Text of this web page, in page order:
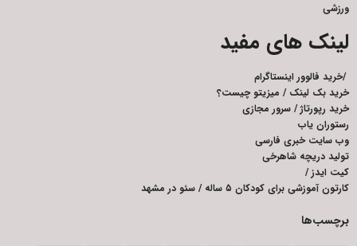
ورزشی
لینک های مفید
/خرید فالوور اینستاگرام
خرید بک لینک / میزیتو چیست؟
خرید رپورتاژ/ سرور مجازی
رستوران یاب
وب سایت خبری فارسی
تولید دریچه شاهرخی
کیت ایدز/
کارتون آموزشی برای کودکان ۵ ساله
/ سئو در مشهد
برچسب‌ها